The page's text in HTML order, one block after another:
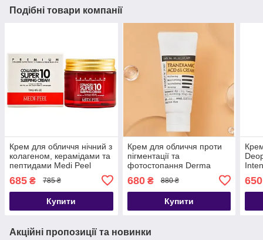
Подібні товари компанії
Крем для обличчя нічний з
колагеном, керамідами та
пептидами Medi Peel
Sleeping Cream, 70 мл
685 ₴ 785 ₴
Купити
Крем для обличчя проти
пігментації та
фотостопання Derma
6% Cream, 30 мл
680₴ 880 ₴
Купити
650
Акційні пропозиції та новинки